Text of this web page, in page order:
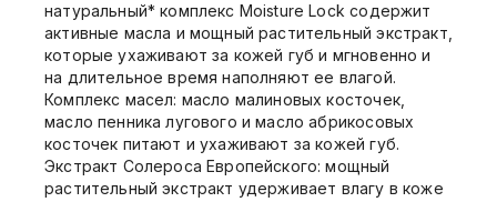
натуральный* комплекс Moisture Lock содержит
активные масла и мощный растительный экстракт,
которые ухаживают за кожей губ и мгновенно и
на длительное время наполняют ее влагой.
Комплекс масел: масло малиновых косточек,
масло пенника лугового и масло абрикосовых
косточек питают и ухаживают за кожей губ.
Экстракт Солероса Европейского: мощный
растительный экстракт удерживает влагу в коже